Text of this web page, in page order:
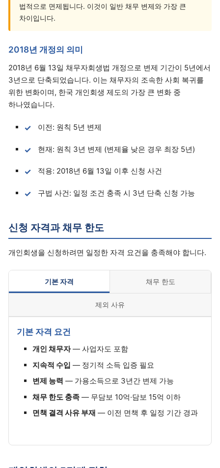
법적으로 면제됩니다. 이것이 일반 채무 변제와 가장 큰
차이입니다.
2018년 개정의 의미
2018년 6월 13일 채무자회생법 개정으로 변제 기간이 5년에서
3년으로 단축되었습니다. 이는 채무자의 조속한 사회 복귀를
위한 변화이며, 한국 개인회생 제도의 가장 큰 변화 중
하나였습니다.
이전: 원칙 5년 변제
현재: 원칙 3년 변제 (변제율 낮은 경우 최장 5년)
적용: 2018년 6월 13일 이후 신청 사건
구법 사건: 일정 조건 충족 시 3년 단축 신청 가능
신청 자격과 채무 한도
개인회생을 신청하려면 일정한 자격 요건을 충족해야 합니다.
기본 자격 채무 한도
제외 사유
기본 자격 요건
개인 채무자— 사업자도 포함
지속적 수입 — 정기적 소득 입증 필요
변제 능력 — 가용소득으로 3년간 변제 가능
채무 한도 충족 — 무담보 10억·담보 15억 이하
면책 결격 사유 부재 — 이전 면책 후 일정 기간 경과